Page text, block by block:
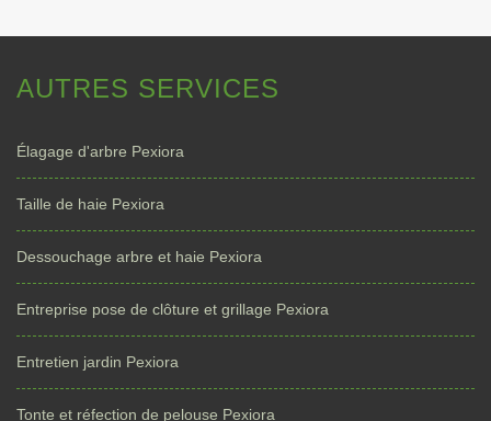
AUTRES SERVICES
Élagage d'arbre Pexiora
Taille de haie Pexiora
Dessouchage arbre et haie Pexiora
Entreprise pose de clôture et grillage Pexiora
Entretien jardin Pexiora
Tonte et réfection de pelouse Pexiora